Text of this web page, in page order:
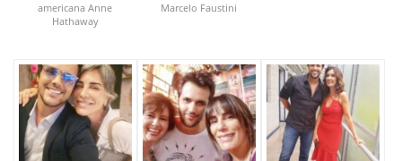
americana Anne
Hathaway
Marcelo Faustini